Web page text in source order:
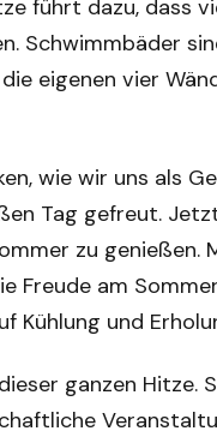
führt dazu, dass
Schwimmbäder
eigenen vier
wie wir uns als
Tag gefreut.
zu genießen.
Freude am
Kühlung und
ganzen Hitze.